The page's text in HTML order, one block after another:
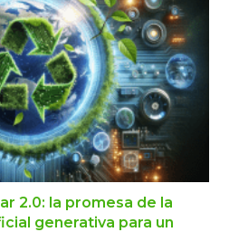
2.0: la promesa de la
generativa para un